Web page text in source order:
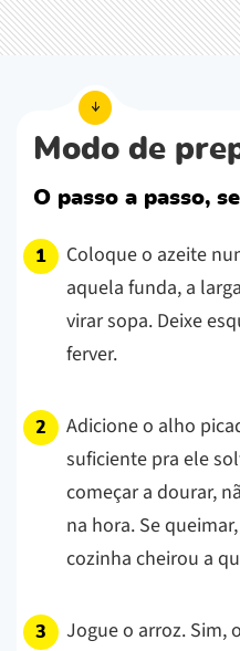
Modo de
O passo a passo,
Coloque o azeite
aquela funda, a
virar sopa. Deixe
ferver.
Adicione o alho
suficiente pra ele
começar a dourar,
na hora. Se
cozinha cheirou a
Jogue o arroz. Sim,